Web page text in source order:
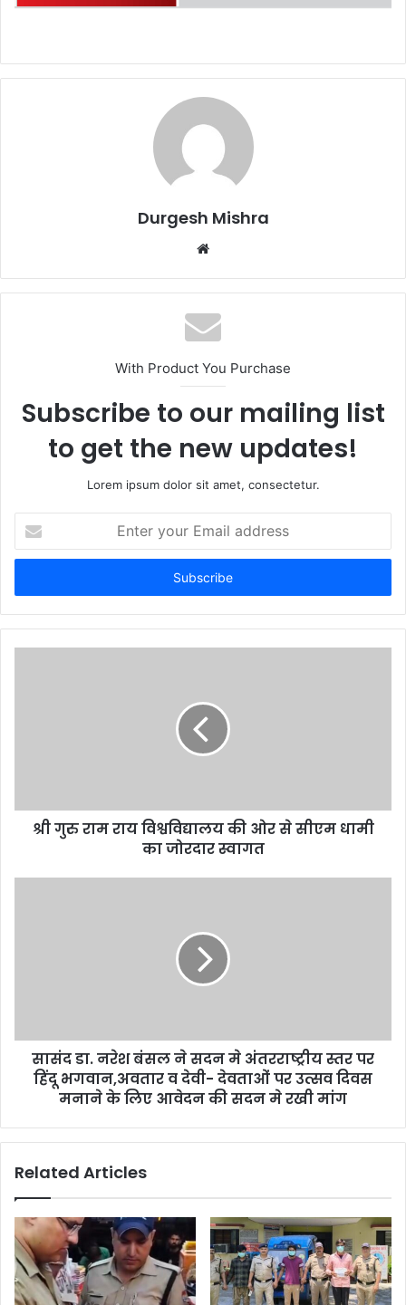
Durgesh Mishra
Website
With Product You Purchase
Subscribe to our mailing list
to get the new updates!
Lorem ipsum dolor sit amet, consectetur.
your
Email
श्री गुरु राम राय विश्वविद्यालय की ओर से सीएम धामी
का जोरदार स्वागत
सासंद डा. नरेश बंसल ने सदन मे अंतरराष्ट्रीय स्तर पर
हिंदू भगवान,अवतार व देवी- देवताओं पर उत्सव दिवस
मनाने के लिए आवेदन की सदन मे रखी मांग
Related Articles